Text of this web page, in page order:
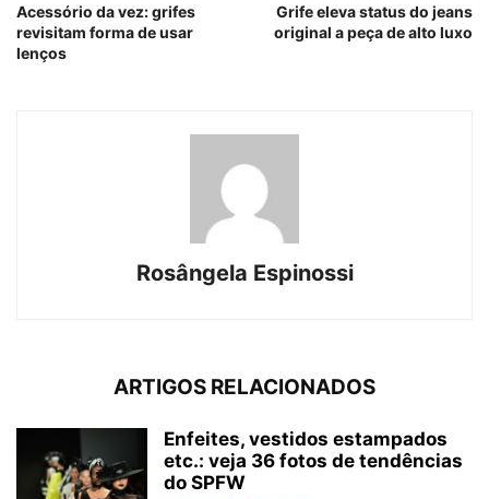
Acessório da vez: grifes
revisitam forma de usar
lenços
Grife eleva status do jeans
original a peça de alto luxo
Rosângela Espinossi
ARTIGOS RELACIONADOS
Enfeites, vestidos estampados
etc.: veja 36 fotos de tendências
do SPFW